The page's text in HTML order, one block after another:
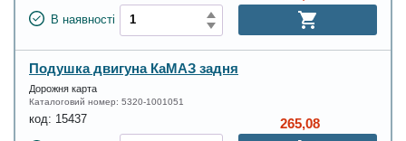
В наявності
Подушка двигуна КаМАЗ задня
Дорожня карта
Каталоговий номер: 5320-1001051
код: 15437 265,08